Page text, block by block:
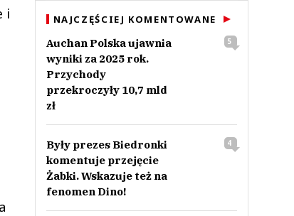
i
NAJCZĘŚCIEJ KOMENTOWANE
Auchan Polska ujawnia
wyniki za 2025 rok.
Przychody
przekroczyły 10,7 mld
zł
5
Były prezes Biedronki
komentuje przejęcie
Żabki. Wskazuje też na
fenomen Dino!
4